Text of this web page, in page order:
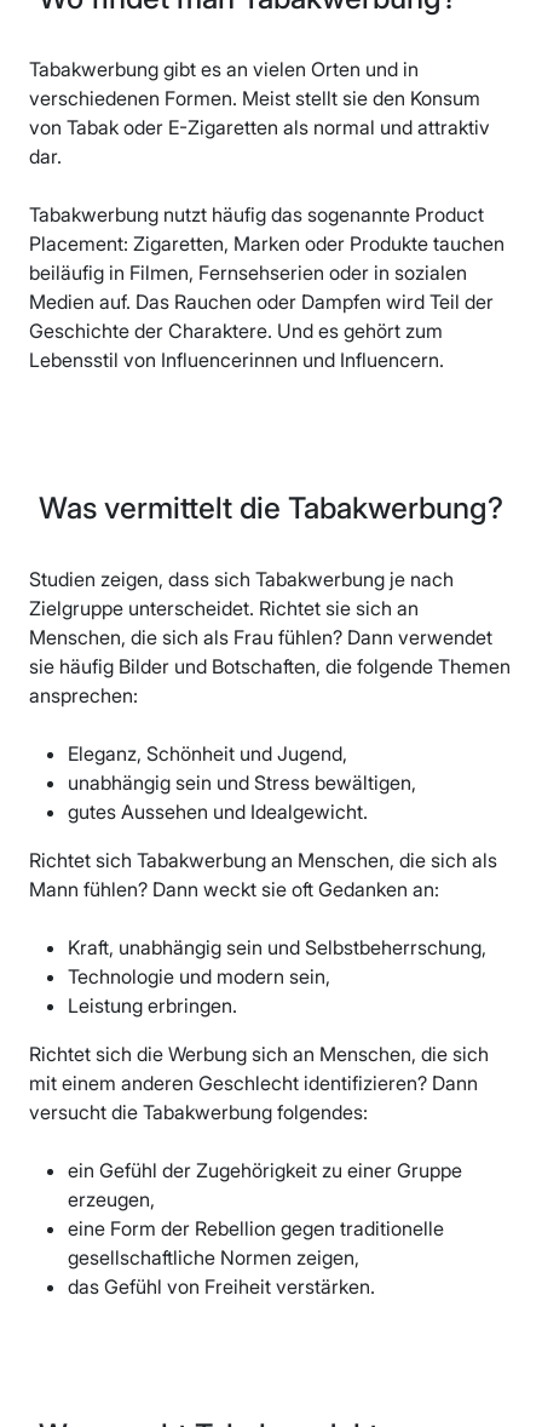
Tabakwerbung gibt es an vielen Orten und in
verschiedenen Formen. Meist stellt sie den Konsum
von Tabak oder E-Zigaretten als normal und attraktiv
dar.
Tabakwerbung nutzt häufig das sogenannte Product
Placement: Zigaretten, Marken oder Produkte tauchen
beiläufig in Filmen, Fernsehserien oder in sozialen
Medien auf. Das Rauchen oder Dampfen wird Teil der
Geschichte der Charaktere. Und es gehört zum
Lebensstil von Influencerinnen und Influencern.
Was vermittelt die Tabakwerbung?
Studien zeigen, dass sich Tabakwerbung je nach
Zielgruppe unterscheidet. Richtet sie sich an
Menschen, die sich als Frau fühlen? Dann verwendet
sie häufig Bilder und Botschaften, die folgende Themen
ansprechen:
Eleganz, Schönheit und Jugend,
unabhängig sein und Stress bewältigen,
gutes Aussehen und Idealgewicht.
Richtet sich Tabakwerbung an Menschen, die sich als
Mann fühlen? Dann weckt sie oft Gedanken an:
Kraft, unabhängig sein und Selbstbeherrschung,
Technologie und modern sein,
Leistung erbringen.
Richtet sich die Werbung sich an Menschen, die sich
mit einem anderen Geschlecht identifizieren? Dann
versucht die Tabakwerbung folgendes:
ein Gefühl der Zugehörigkeit zu einer Gruppe
erzeugen,
eine Form der Rebellion gegen traditionelle
gesellschaftliche Normen zeigen,
das Gefühl von Freiheit verstärken.